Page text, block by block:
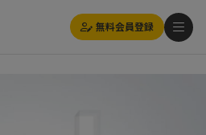
無料会員登録